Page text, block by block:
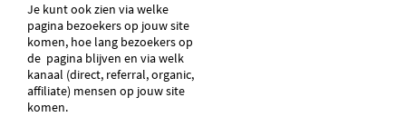
Je kunt ook zien via welke
pagina bezoekers op jouw site
komen, hoe lang bezoekers op
de pagina blijven en via welk
kanaal (direct, referral, organic,
affiliate) mensen op jouw site
komen.